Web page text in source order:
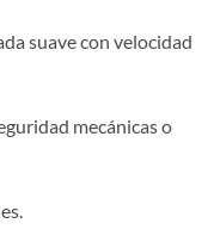
suave con velocidad
mecánicas o